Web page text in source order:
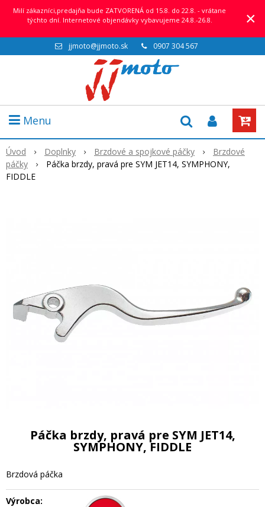
Milí zákazníci,predajňa bude ZATVORENÁ od 15.8. do 22.8. - vrátane
týchto dní. Internetové objendávky vybavujeme 24.8.-26.8.
×
jjmoto@jjmoto.sk 0907 304 567
Menu
Úvod Doplnky Brzdové a spojkové páčky
Brzdové
páčky
Páčka brzdy, pravá pre SYM JET14, SYMPHONY,
FIDDLE
Páčka brzdy, pravá pre SYM JET14,
SYMPHONY, FIDDLE
Brzdová páčka
Výrobca: